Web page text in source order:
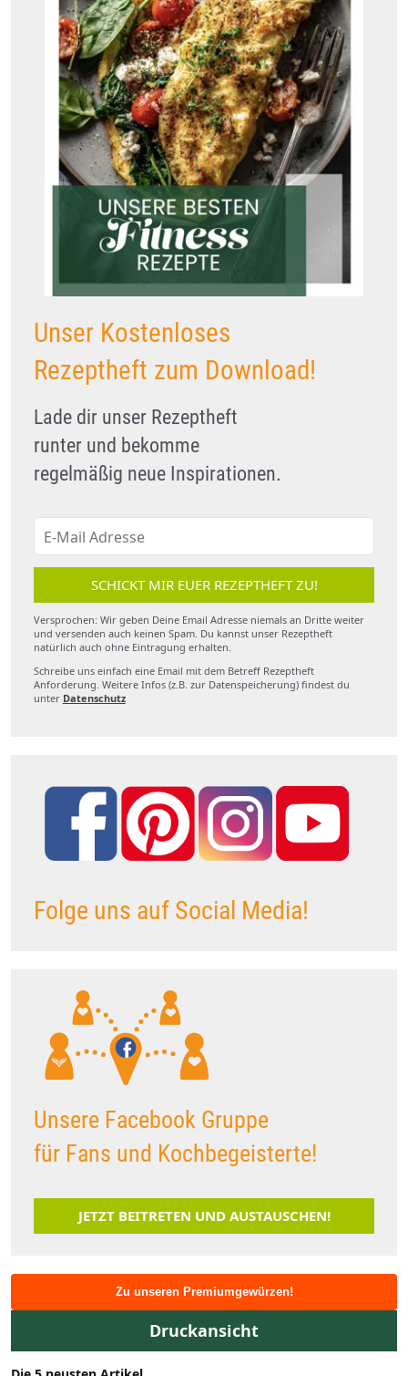
Unser Kostenloses
Rezeptheft zum Download!
Lade dir unser Rezeptheft
runter und bekomme
regelmäßig neue Inspirationen.
SCHICKT MIR EUER REZEPTHEFT ZU!
Versprochen: Wir geben Deine Email Adresse niemals an Dritte weiter
und versenden auch keinen Spam. Du kannst unser Rezeptheft
natürlich auch ohne Eintragung erhalten.
Schreibe uns einfach eine Email mit dem Betreff Rezeptheft
Anforderung. Weitere Infos (z.B. zur Datenspeicherung) findest du
unter Datenschutz
Folge uns auf Social Media!
Unsere Facebook Gruppe
für Fans und Kochbegeisterte!
JETZT BEITRETEN UND AUSTAUSCHEN!
Zu unseren Premiumgewürzen!
Druckansicht